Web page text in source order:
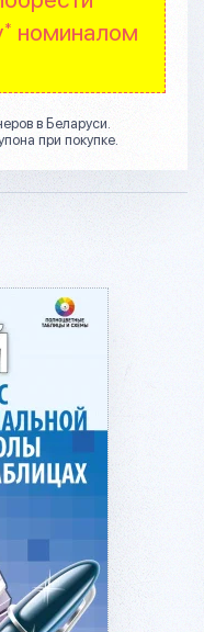
* номиналом
в Беларуси.
при покупке.